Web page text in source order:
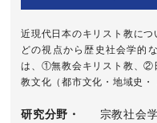
近現代日本のキリスト教に
どの視点から歴史社会学的
は、①無教会キリスト教、②
教文化（都市文化・地域史・
研究分野・
宗教社会